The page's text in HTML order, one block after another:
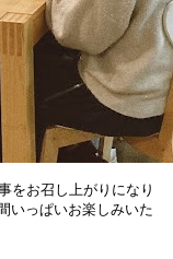
をお召し上がりになり
いっぱいお楽しみいた